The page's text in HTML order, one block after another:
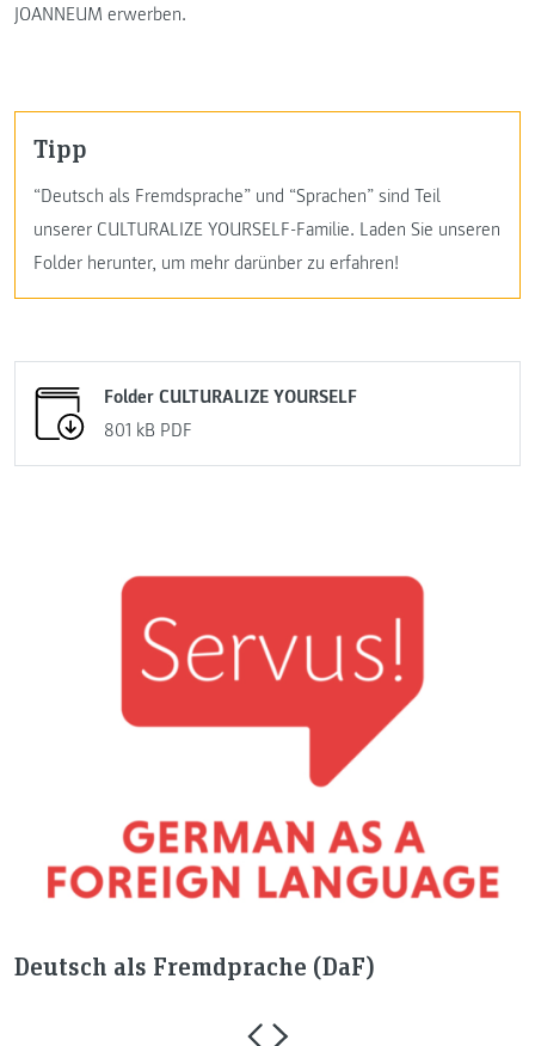
JOANNEUM erwerben.
Tipp
“Deutsch als Fremdsprache” und “Sprachen” sind Teil
unserer CULTURALIZE YOURSELF-Familie. Laden Sie unseren
Folder herunter, um mehr darünber zu erfahren!
Folder CULTURALIZE YOURSELF
801 kB PDF
Deutsch als Fremdprache (DaF)